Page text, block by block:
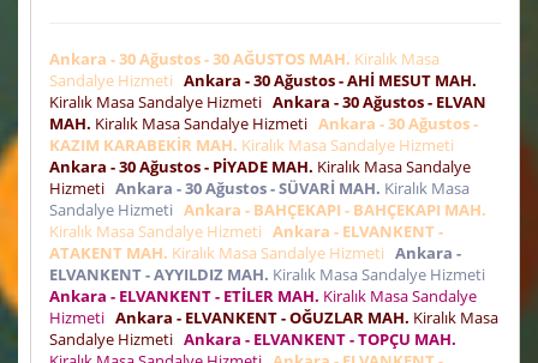
Ankara - 30 Ağustos - 30 AĞUSTOS MAH. Kiralık Masa
Sandalye Hizmeti Ankara - 30 Ağustos - AHİ MESUT MAH.
Kiralık Masa Sandalye Hizmeti Ankara - 30 Ağustos - ELVAN
MAH. Kiralık Masa Sandalye Hizmeti Ankara - 30 Ağustos -
KAZIM KARABEKİR MAH. Kiralık Masa Sandalye Hizmeti
Ankara - 30 Ağustos - PİYADE MAH. Kiralık Masa Sandalye
Hizmeti Ankara - 30 Ağustos - SÜVARİ MAH. Kiralık Masa
Sandalye Hizmeti Ankara - BAHÇEKAPI - BAHÇEKAPI MAH.
Kiralık Masa Sandalye Hizmeti Ankara - ELVANKENT -
ATAKENT MAH. Kiralık Masa Sandalye Hizmeti Ankara -
ELVANKENT - AYYILDIZ MAH. Kiralık Masa Sandalye Hizmeti
Ankara - ELVANKENT - ETİLER MAH. Kiralık Masa Sandalye
Hizmeti Ankara - ELVANKENT - OĞUZLAR MAH. Kiralık Masa
Sandalye Hizmeti Ankara - ELVANKENT - TOPÇU MAH.